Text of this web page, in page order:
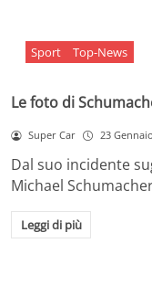
Sport Top-News
Le foto di
Super Car 23
Dal suo incidente
Michael
Leggi di più